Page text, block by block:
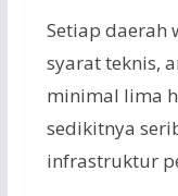
Setiap daerah
syarat teknis,
minimal lima
sedikitnya
infrastruktur